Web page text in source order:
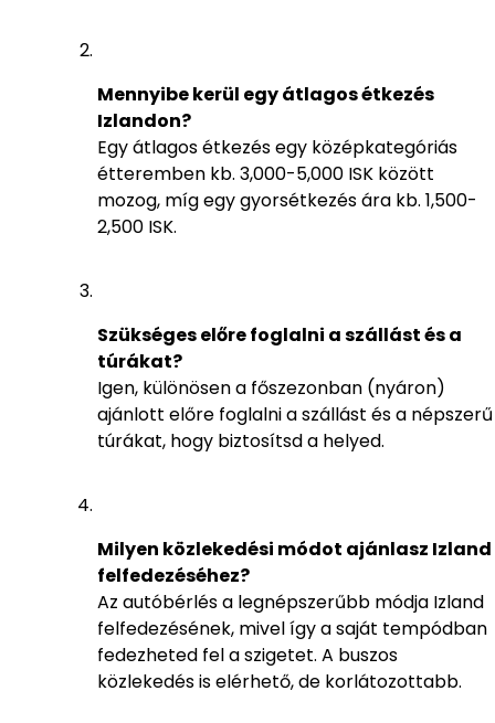
Mennyibe kerül egy átlagos étkezés
Izlandon?
Egy átlagos étkezés egy középkategóriás
étteremben kb. 3,000-5,000 ISK között
mozog, míg egy gyorsétkezés ára kb. 1,500-
2,500 ISK.
Szükséges előre foglalni a szállást és a
túrákat?
Igen, különösen a főszezonban (nyáron)
ajánlott előre foglalni a szállást és a népszerű
túrákat, hogy biztosítsd a helyed.
Milyen közlekedési módot ajánlasz Izland
felfedezéséhez?
Az autóbérlés a legnépszerűbb módja Izland
felfedezésének, mivel így a saját tempódban
fedezheted fel a szigetet. A buszos
közlekedés is elérhető, de korlátozottabb.